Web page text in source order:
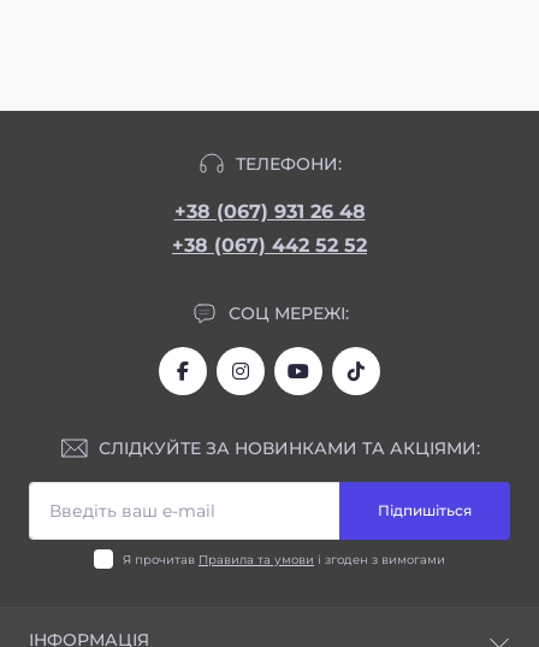
ТЕЛЕФОНИ:
+38 (067) 931 26 48
+38 (067) 442 52 52
СОЦ МЕРЕЖІ:
СЛІДКУЙТЕ ЗА НОВИНКАМИ ТА АКЦІЯМИ:
Підпишіться
Я прочитав Правила та умови і згоден з вимогами
ІНФОРМАЦІЯ